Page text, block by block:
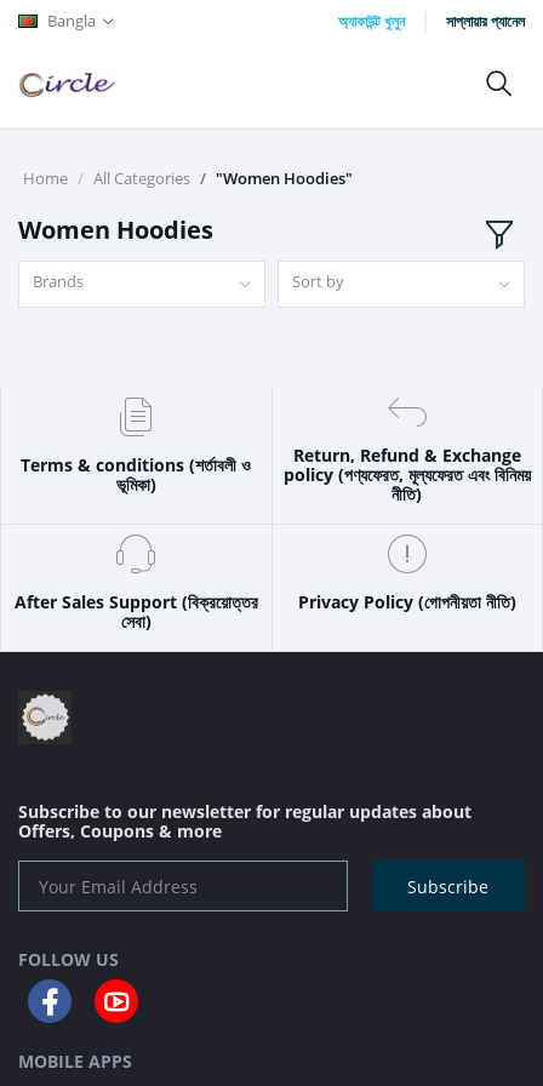
Bangla অ্যাকাউন্ট খুলুন সাপ্লায়ার প্যানেল
Home All Categories "Women Hoodies"
Women Hoodies
Brands Sort by
Terms & conditions (শর্তাবলী ও
ভূমিকা)
Return, Refund & Exchange
policy (পণ্যফেরত, মূল্যফেরত এবং বিনিময়
নীতি)
After Sales Support (বিক্রয়োত্তর
সেবা)
Privacy Policy (গোপনীয়তা নীতি)
Subscribe to our newsletter for regular updates about
Offers, Coupons & more
Subscribe
FOLLOW US
MOBILE APPS